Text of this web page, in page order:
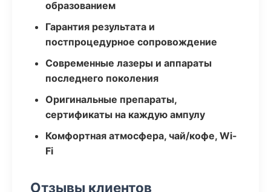
образованием
Гарантия результата и
постпроцедурное сопровождение
Современные лазеры и аппараты
последнего поколения
Оригинальные препараты,
сертификаты на каждую ампулу
Комфортная атмосфера, чай/кофе, Wi-
Fi
Отзывы клиентов